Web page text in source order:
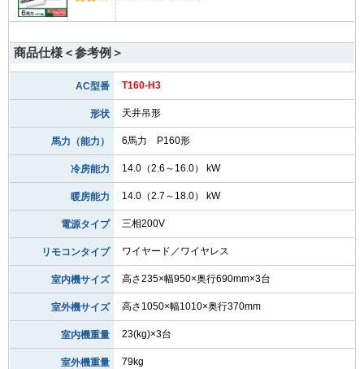
商品仕様＜参考例＞
AC型番 T160-H3
形状 天井吊形
馬力（能力） 6馬力 P160形
冷房能力 14.0（2.6～16.0） kW
暖房能力 14.0（2.7～18.0） kW
電源タイプ 三相200V
リモコンタイプ ワイヤード／ワイヤレス
室内機サイズ 高さ235×幅950×奥行690mm×3台
室外機サイズ 高さ1050×幅1010×奥行370mm
室内機重量 23(kg)×3台
室外機重量
79kg